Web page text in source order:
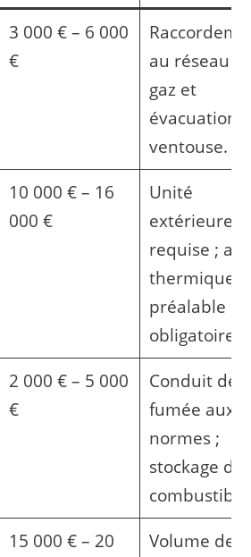
3 000 € – 6 000
€
au réseau
gaz et
évacuation
ventouse.
10 000 € – 16
000 €
Unité
extérieure
requise ;
thermique
préalable
obligatoire.
2 000 € – 5 000
€
Conduit de
fumée aux
normes ;
stockage du
15 000 € – 20
Volume de